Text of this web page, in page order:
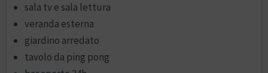
sala tv e sala lettura
veranda esterna
giardino arredato
tavolo da ping pong